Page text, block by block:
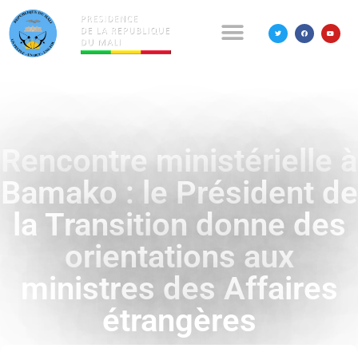
Rencontre ministérielle à
Bamako : le Président de
la Transition donne des
orientations aux
ministres des Affaires
étrangères